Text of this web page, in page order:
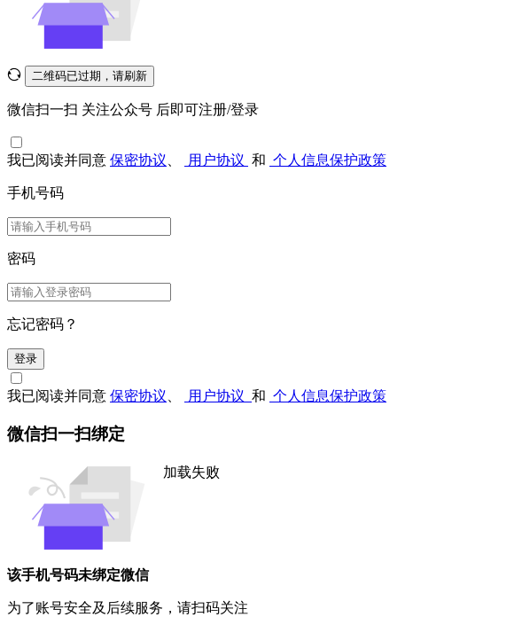
二维码已过期，请刷新
微信扫一扫 关注公众号 后即可注册/登录
我已阅读并同意 保密协议 用户协议 和 个人信息保护政策
手机号码
密码
忘记密码？
登录
我已阅读并同意 保密协议 用户协议 和 个人信息保护政策
微信扫一扫绑定
加载失败
该手机号码未绑定微信
为了账号安全及后续服务，请扫码关注